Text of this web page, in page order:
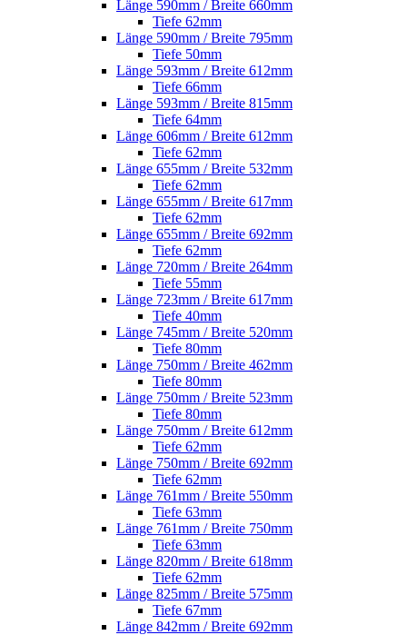
Länge 590mm / Breite 660mm
Tiefe 62mm
Länge 590mm / Breite 795mm
Tiefe 50mm
Länge 593mm / Breite 612mm
Tiefe 66mm
Länge 593mm / Breite 815mm
Tiefe 64mm
Länge 606mm / Breite 612mm
Tiefe 62mm
Länge 655mm / Breite 532mm
Tiefe 62mm
Länge 655mm / Breite 617mm
Tiefe 62mm
Länge 655mm / Breite 692mm
Tiefe 62mm
Länge 720mm / Breite 264mm
Tiefe 55mm
Länge 723mm / Breite 617mm
Tiefe 40mm
Länge 745mm / Breite 520mm
Tiefe 80mm
Länge 750mm / Breite 462mm
Tiefe 80mm
Länge 750mm / Breite 523mm
Tiefe 80mm
Länge 750mm / Breite 612mm
Tiefe 62mm
Länge 750mm / Breite 692mm
Tiefe 62mm
Länge 761mm / Breite 550mm
Tiefe 63mm
Länge 761mm / Breite 750mm
Tiefe 63mm
Länge 820mm / Breite 618mm
Tiefe 62mm
Länge 825mm / Breite 575mm
Tiefe 67mm
Länge 842mm / Breite 692mm